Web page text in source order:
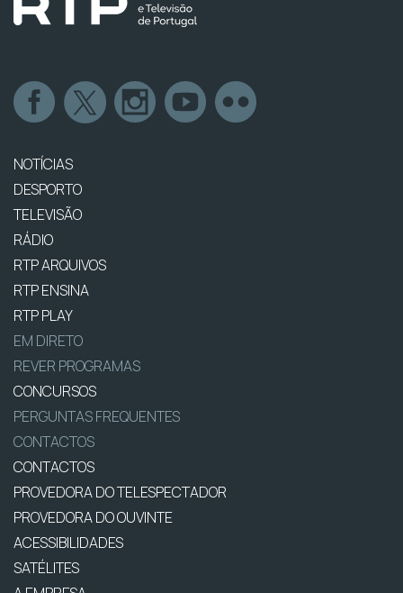
NOTÍCIAS
DESPORTO
TELEVISÃO
RÁDIO
RTP ARQUIVOS
RTP ENSINA
RTP PLAY
EM DIRETO
REVER PROGRAMAS
CONCURSOS
PERGUNTAS FREQUENTES
CONTACTOS
CONTACTOS
PROVEDORA DO TELESPECTADOR
PROVEDORA DO OUVINTE
ACESSIBILIDADES
SATÉLITES